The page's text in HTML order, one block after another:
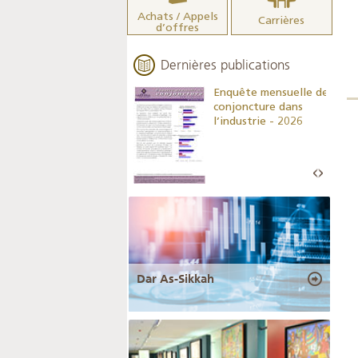
Achats / Appels
d’offres
Carrières
Dernières publications
Enquête mensuelle de
conjoncture dans
l’industrie - 2026
Dar As-Sikkah